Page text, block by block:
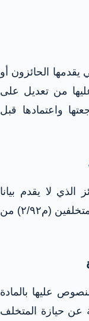
الحائزون أو
من تعديل على
عليها بالمادة ۹۲ لمراجعتها واعتمادها قبل
لا يقدم بيانا
بحيازته في الميعاد المحدد، في كشوف المتخلفين (م٢/٩٢) من
عليها بالمادة
عن حيازة المتخلف